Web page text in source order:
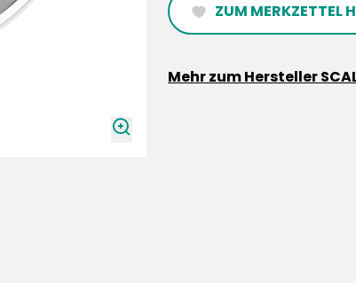
zoomIn
heartFilled ZUM MERKZETTEL
Mehr zum Hersteller